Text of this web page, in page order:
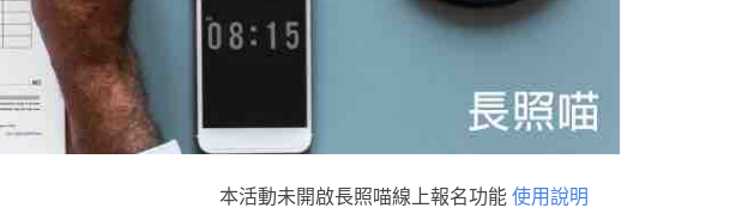
本活動未開啟長照喵線上報名功能 使用說明